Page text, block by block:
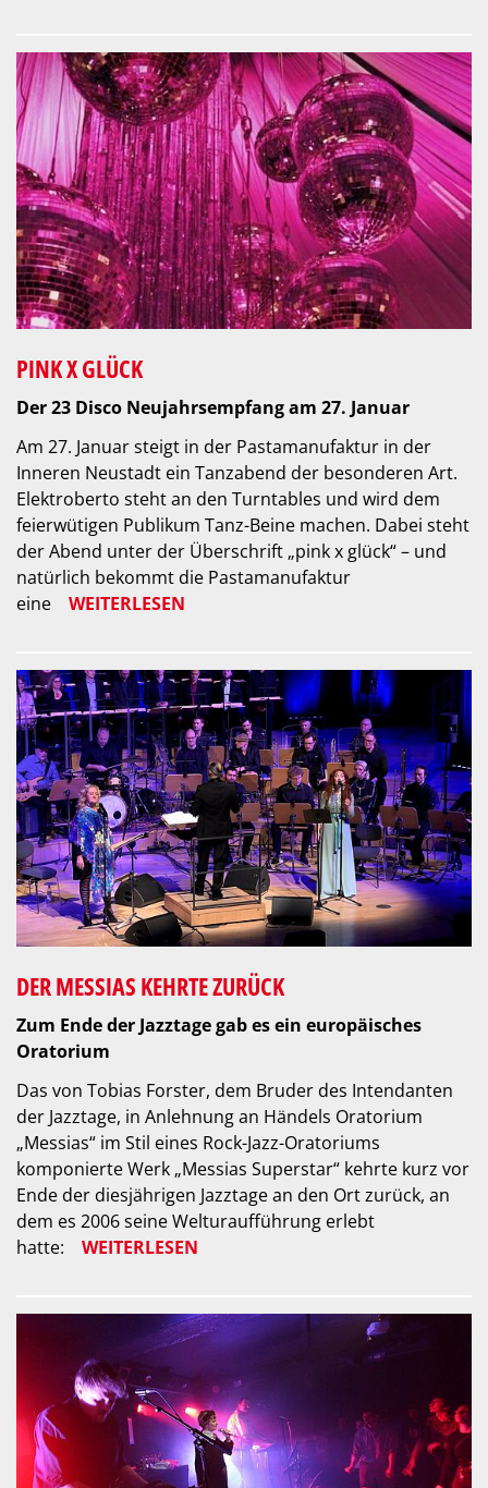
PINK X GLÜCK
Der 23 Disco Neujahrsempfang am 27. Januar
Am 27. Januar steigt in der Pastamanufaktur in der
Inneren Neustadt ein Tanzabend der besonderen Art.
Elektroberto steht an den Turntables und wird dem
feierwütigen Publikum Tanz-Beine machen. Dabei steht
der Abend unter der Überschrift „pink x glück“ – und
natürlich bekommt die Pastamanufaktur
eine
WEITERLESEN
DER MESSIAS KEHRTE ZURÜCK
Zum Ende der Jazztage gab es ein europäisches
Oratorium
Das von Tobias Forster, dem Bruder des Intendanten
der Jazztage, in Anlehnung an Händels Oratorium
„Messias“ im Stil eines Rock-Jazz-Oratoriums
komponierte Werk „Messias Superstar“ kehrte kurz vor
Ende der diesjährigen Jazztage an den Ort zurück, an
dem es 2006 seine Welturaufführung erlebt
hatte:
WEITERLESEN